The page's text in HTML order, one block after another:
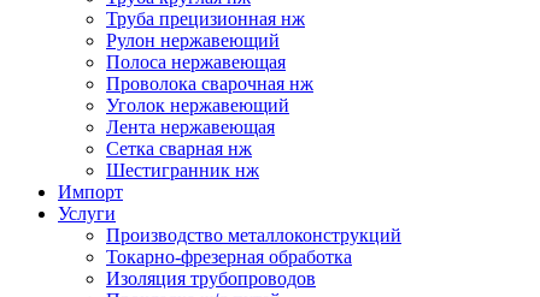
Труба прецизионная нж
Рулон нержавеющий
Полоса нержавеющая
Проволока сварочная нж
Уголок нержавеющий
Лента нержавеющая
Сетка сварная нж
Шестигранник нж
Импорт
Услуги
Производство металлоконструкций
Токарно-фрезерная обработка
Изоляция трубопроводов